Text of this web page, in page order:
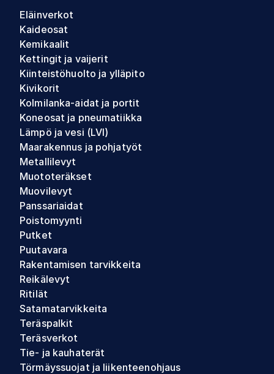
Eläinverkot
Kaideosat
Kemikaalit
Kettingit ja vaijerit
Kiinteistöhuolto ja ylläpito
Kivikorit
Kolmilanka-aidat ja portit
Koneosat ja pneumatiikka
Lämpö ja vesi (LVI)
Maarakennus ja pohjatyöt
Metallilevyt
Muototeräkset
Muovilevyt
Panssariaidat
Poistomyynti
Putket
Puutavara
Rakentamisen tarvikkeita
Reikälevyt
Ritilät
Satamatarvikkeita
Teräspalkit
Teräsverkot
Tie- ja kauhaterät
Törmäyssuojat ja liikenteenohjaus